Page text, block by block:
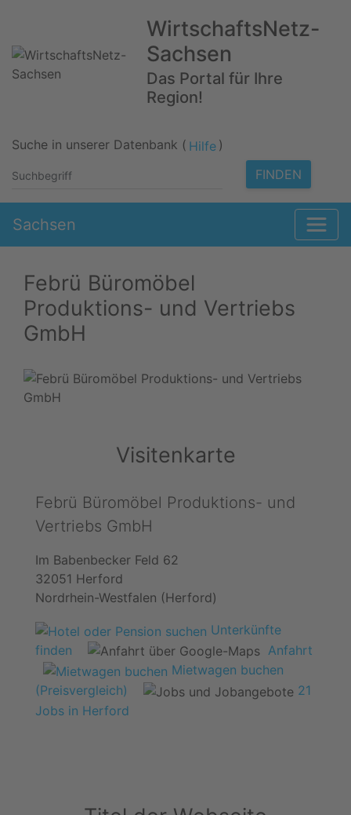
WirtschaftsNetz-
Sachsen
Das Portal für Ihre
Region!
Suche in unserer Datenbank ( Hilfe )
FINDEN
Sachsen
Febrü Büromöbel
Produktions- und Vertriebs
GmbH
Visitenkarte
Febrü Büromöbel Produktions- und
Vertriebs GmbH
Im Babenbecker Feld 62
32051 Herford
Nordrhein-Westfalen (Herford)
Unterkünfte
finden
Anfahrt
Mietwagen buchen
(Preisvergleich)
21
Jobs in Herford